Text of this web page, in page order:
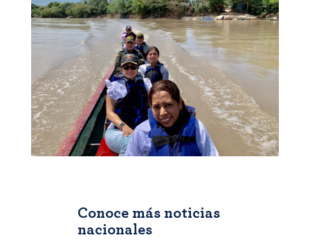
Conoce más noticias
nacionales